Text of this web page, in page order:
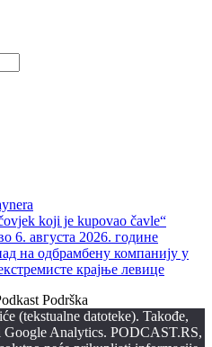
koji je kupovao čavle“
6. августа 2026. годинe
на одбрамбену компанију у
крајње левице
Podrška
(tekstualne datoteke). Takođe,
Analytics. PODCAST.RS,